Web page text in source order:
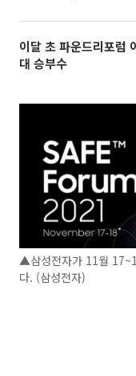
이달 초 파운드리포럼
대 승부수
▲삼성전자가 11월
다. (삼성전자)